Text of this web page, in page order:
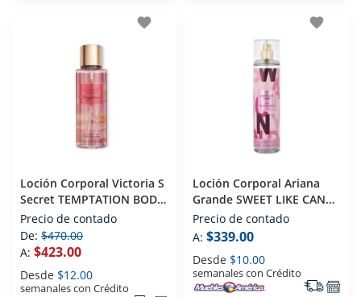
favorite
Loción Corporal Victoria S
Secret TEMPTATION BODY
MIST 250 Ml
Precio de contado
De: $470.00
A: $423.00
Desde $12.00
semanales con Crédito
favorite
Loción Corporal Ariana
Grande SWEET LIKE CANDY
236 Ml
Precio de contado
A: $339.00
Desde $10.00
semanales con Crédito